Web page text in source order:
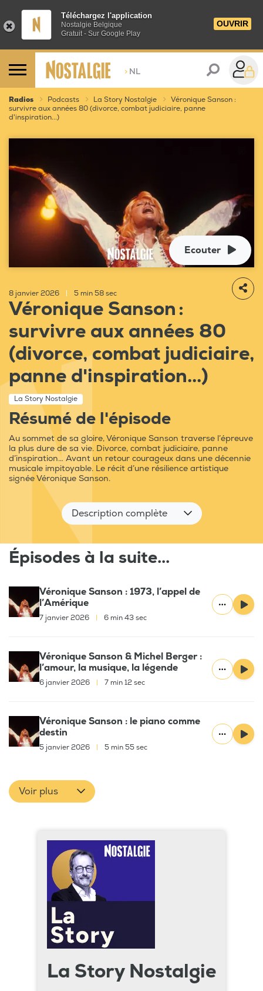
Téléchargez l'application
Nostalgie Belgique
Gratuit - Sur Google Play
OUVRIR
> NL
Radios Podcasts La Story Nostalgie
Véronique Sanson :
survivre aux années 80 (divorce, combat judiciaire, panne
d'inspiration...)
Ecouter
8 janvier 2026 5 min 58 sec
Véronique Sanson :
survivre aux années 80
(divorce, combat judiciaire,
panne d'inspiration...)
La Story Nostalgie
Résumé de l'épisode
Au sommet de sa gloire, Véronique Sanson traverse l’épreuve
la plus dure de sa vie. Divorce, combat judiciaire, panne
d’inspiration… Avant un retour courageux dans une décennie
musicale impitoyable. Le récit d’une résilience artistique
signée Véronique Sanson.
Description complète
Épisodes à la suite...
Véronique Sanson : 1973, l’appel de
l’Amérique
7 janvier 2026 6 min 43 sec
Véronique Sanson & Michel Berger :
l’amour, la musique, la légende
6 janvier 2026 7 min 12 sec
Véronique Sanson : le piano comme
destin
5 janvier 2026 5 min 55 sec
Voir plus
La Story Nostalgie